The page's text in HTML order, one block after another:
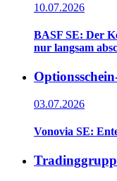
10.07.2026
BASF SE: Der
nur langsam
03.07.2026
Vonovia SE: